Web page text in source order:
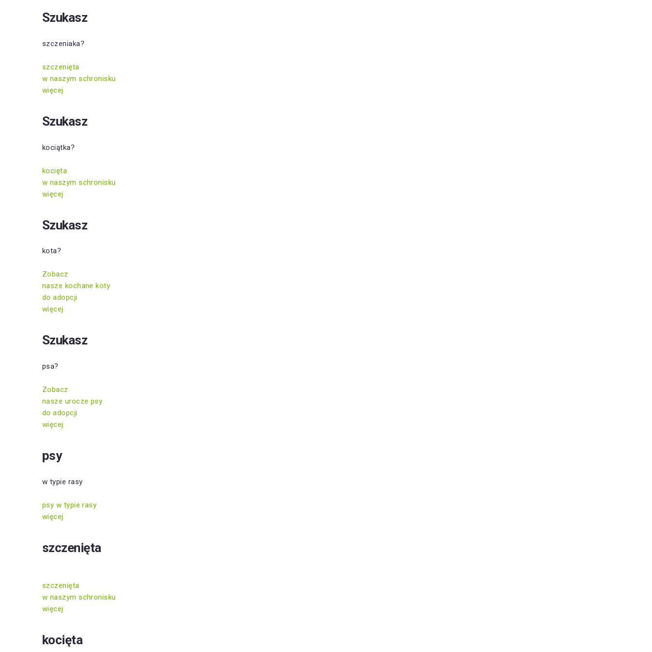
Szukasz
szczeniaka?
szczenięta
w naszym schronisku
więcej
Szukasz
kociątka?
kocięta
w naszym schronisku
więcej
Szukasz
kota?
Zobacz
nasze kochane koty
do adopcji
więcej
Szukasz
psa?
Zobacz
nasze urocze psy
do adopcji
więcej
psy
w typie rasy
psy w typie rasy
więcej
szczenięta
szczenięta
w naszym schronisku
więcej
kocięta